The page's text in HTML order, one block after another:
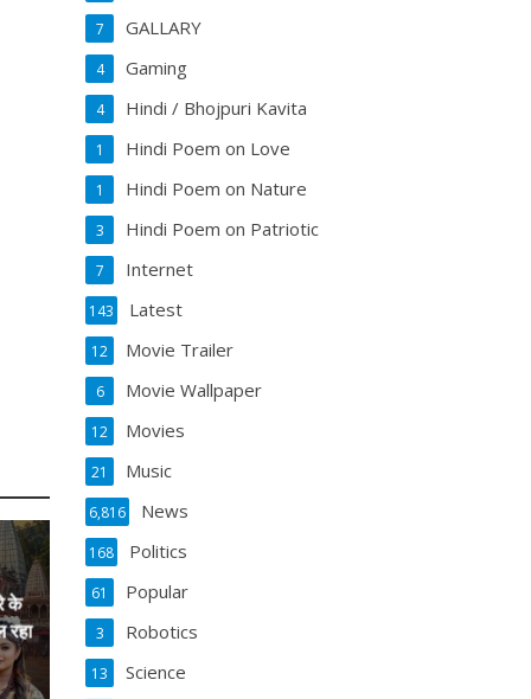
के
रहा
GALLARY
7
Gaming
4
Hindi / Bhojpuri Kavita
4
Hindi Poem on Love
1
Hindi Poem on Nature
1
Hindi Poem on Patriotic
3
Internet
7
Latest
143
Movie Trailer
12
Movie Wallpaper
6
Movies
12
Music
21
News
6,816
Politics
168
Popular
61
Robotics
3
Science
13